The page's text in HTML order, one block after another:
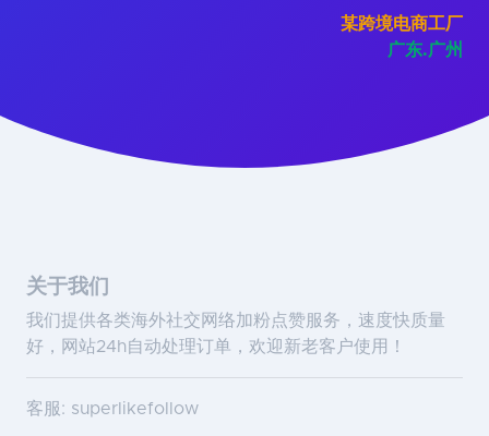
某跨境电商工厂
广东.广州
关于我们
我们提供各类海外社交网络加粉点赞服务，速度快质量
好，网站24h自动处理订单，欢迎新老客户使用！
客服: superlikefollow